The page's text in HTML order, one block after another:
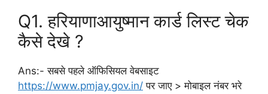
Q1. हरियाणाआयुष्मान कार्ड लिस्ट चेक
कैसे देखे ?
Ans:- सबसे पहले ऑफिसियल वेबसाइट
https://www.pmjay.gov.in/ पर जाए > मोबाइल नंबर भरे